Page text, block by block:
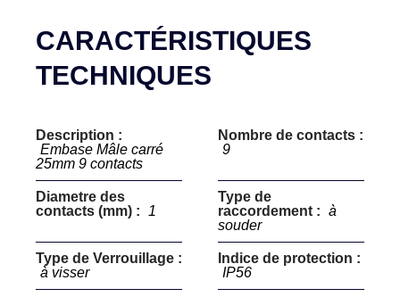
CARACTÉRISTIQUES
TECHNIQUES
Description :
Embase Mâle carré
25mm 9 contacts
Nombre de contacts :
9
Diametre des
contacts (mm) :
1
Type de
raccordement : à
souder
Type de Verrouillage :
à visser
Indice de protection :
IP56